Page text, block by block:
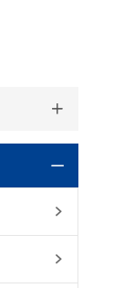



